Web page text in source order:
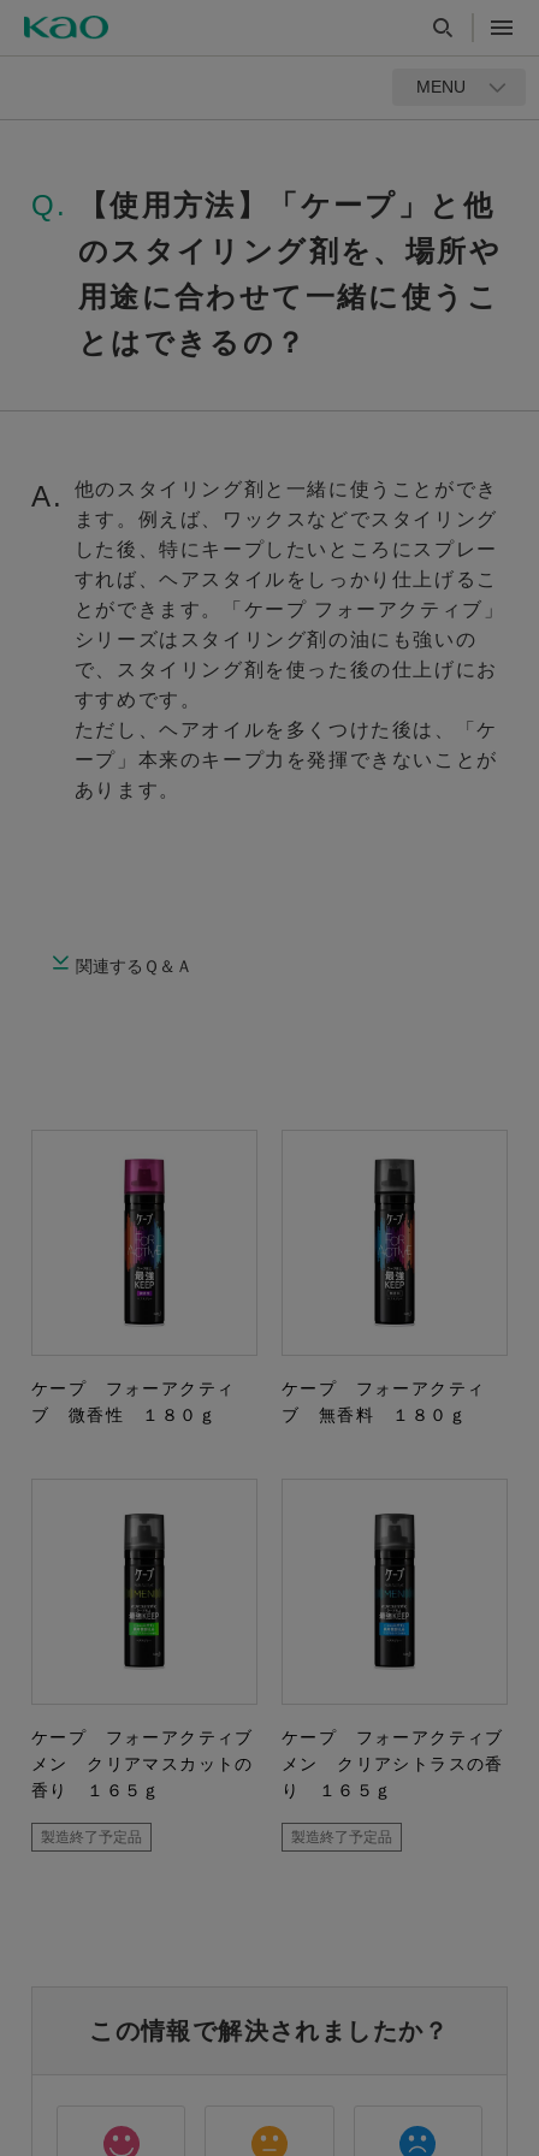
MENU
Q.
【使用方法】「ケープ」と他
のスタイリング剤を、場所や
用途に合わせて一緒に使うこ
とはできるの？
A.
他のスタイリング剤と一緒に使うことができ
ます。例えば、ワックスなどでスタイリング
した後、特にキープしたいところにスプレー
すれば、ヘアスタイルをしっかり仕上げるこ
とができます。「ケープ フォーアクティブ」
シリーズはスタイリング剤の油にも強いの
で、スタイリング剤を使った後の仕上げにお
すすめです。
ただし、ヘアオイルを多くつけた後は、「ケ
ープ」本来のキープ力を発揮できないことが
あります。
関連するＱ＆Ａ
ケープ フォーアクティ
ブ 微香性 １８０ｇ
ケープ フォーアクティ
ブ 無香料 １８０ｇ
ケープ フォーアクティブ
メン クリアマスカットの
香り １６５ｇ
製造終了予定品
ケープ フォーアクティブ
メン クリアシトラスの香
り １６５ｇ
製造終了予定品
この情報で解決されましたか？